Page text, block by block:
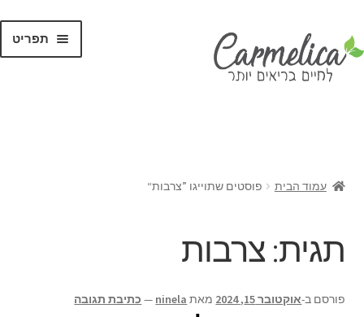
תפריט
עמוד הבית פוסטים שתוייגו ”צרבות“
תגית: צרבות
פורסם ב-אוקטובר 15, 2024 מאת ninela
— כתיבת תגובה